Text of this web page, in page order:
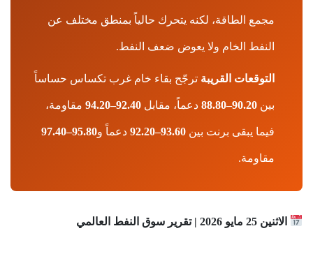
مجمع الطاقة، لكنه يتحرك حالياً بمنطق مختلف عن
النفط الخام ولا يعوض ضعف النفط.
التوقعات القريبة ترجّح بقاء خام غرب تكساس حساساً
بين 90.20–88.80 دعماً، مقابل 92.40–94.20 مقاومة،
فيما يبقى برنت بين 93.60–92.20 دعماً و95.80–97.40
مقاومة.
الاثنين 25 مايو 2026 | تقرير سوق النفط العالمي